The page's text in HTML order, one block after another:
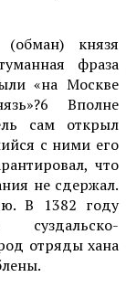
князя
фраза
«на Москве
Вполне
сам от­крыл
с ними его
что
не сдержал.
В 1382 году
отряды хана